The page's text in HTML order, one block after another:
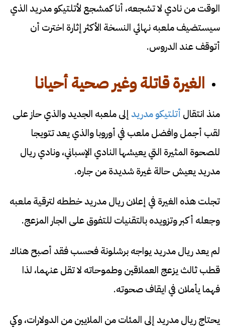
الوقت من نادي لا تشجعه، أنا كمشجع لأتلتيكو مدريد الذي
سيستضيف ملعبه نهائي النسخة الأكثر إثارة اخترت أن
أتوقف عند الدروس.
الغيرة قاتلة وغير صحية أحيانا
منذ انتقال أتلتيكو مدريد إلى ملعبه الجديد والذي حاز على
لقب أجمل وافضل ملعب في أوروبا والذي يعد تتويجا
للصحوة المثيرة التي يعيشها النادي الإسباني، ونادي ريال
مدريد يعيش حالة غيرة شديدة من جاره.
تجلت هذه الغيرة في إعلان ريال مدريد خططه لترقية ملعبه
وجعله أكبر وتزويده بالتقنيات للتفوق على الجار المزعج.
لم يعد ريال مدريد يواجه برشلونة فحسب فقد أصبح هناك
قطب ثالث يزعج العملاقين وطموحاته لا تقل عنهما، لذا
فهما يأملان في ايقاف صحوته.
يحتاج ريال مدريد إلى المئات من الملايين من الدولارات، وكي